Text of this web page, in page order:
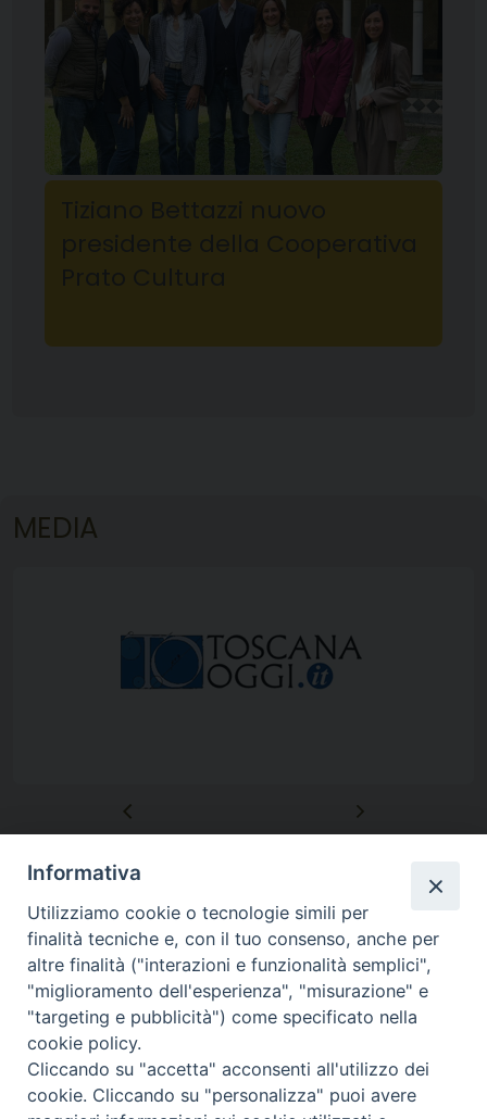
MEDIA
Piazza Duomo 48 - 59100 Prato
Tel. 0574-39259 - fax 0574-930623
curia@diocesiprato.it
Informativa
Utilizziamo cookie o tecnologie simili per
finalità tecniche e, con il tuo consenso, anche per
altre finalità ("interazioni e funzionalità semplici",
"miglioramento dell'esperienza", "misurazione" e
"targeting e pubblicità") come specificato nella
cookie policy.
Cliccando su "accetta" acconsenti all'utilizzo dei
cookie. Cliccando su "personalizza" puoi avere